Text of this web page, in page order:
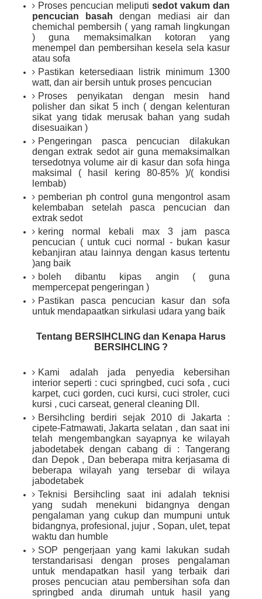
Proses pencucian meliputi sedot vakum dan
pencucian basah dengan mediasi air dan
chemichal pembersih ( yang ramah lingkungan
) guna memaksimalkan kotoran yang
menempel dan pembersihan kesela sela kasur
atau sofa
Pastikan ketersediaan listrik minimum 1300
watt, dan air bersih untuk proses pencucian
Proses penyikatan dengan mesin hand
polisher dan sikat 5 inch ( dengan kelenturan
sikat yang tidak merusak bahan yang sudah
disesuaikan )
Pengeringan pasca pencucian dilakukan
dengan extrak sedot air guna memaksimalkan
tersedotnya volume air di kasur dan sofa hinga
maksimal ( hasil kering 80-85% )/( kondisi
lembab)
pemberian ph control guna mengontrol asam
kelembaban setelah pasca pencucian dan
extrak sedot
kering normal kebali max 3 jam pasca
pencucian ( untuk cuci normal - bukan kasur
kebanjiran atau lainnya dengan kasus tertentu
)ang baik
boleh dibantu kipas angin ( guna
mempercepat pengeringan )
Pastikan pasca pencucian kasur dan sofa
untuk mendapaatkan sirkulasi udara yang baik
Tentang BERSIHCLING dan Kenapa Harus
BERSIHCLING ?
Kami adalah jada penyedia kebersihan
interior seperti : cuci springbed, cuci sofa , cuci
karpet, cuci gorden, cuci kursi, cuci stroler, cuci
kursi , cuci carseat, general cleaning Dll.
Bersihcling berdiri sejak 2010 di Jakarta :
cipete-Fatmawati, Jakarta selatan , dan saat ini
telah mengembangkan sayapnya ke wilayah
jabodetabek dengan cabang di : Tangerang
dan Depok , Dan beberapa mitra kerjasama di
beberapa wilayah yang tersebar di wilaya
jabodetabek
Teknisi Bersihcling saat ini adalah teknisi
yang sudah menekuni bidangnya dengan
pengalaman yang cukup dan mumpuni untuk
bidangnya, profesional, jujur , Sopan, ulet, tepat
waktu dan humble
SOP pengerjaan yang kami lakukan sudah
terstandarisasi dengan proses pengalaman
untuk mendapatkan hasil yang terbaik dari
proses pencucian atau pembersihan sofa dan
springbed anda dirumah untuk hasil yang